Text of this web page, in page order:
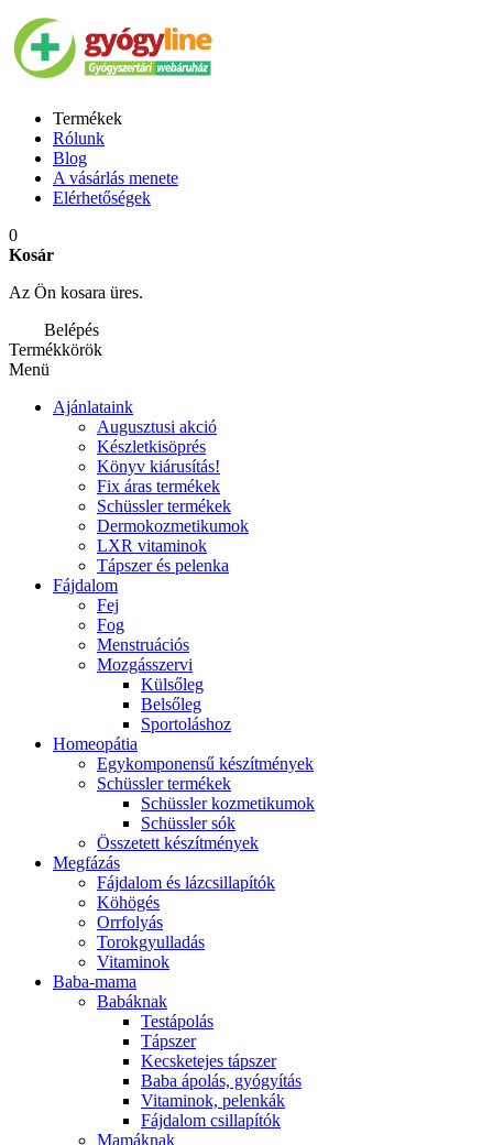
Termékek
Rólunk
Blog
A vásárlás menete
Elérhetőségek
0
Kosár
Az Ön kosara üres.
Belépés
Termékkörök
Menü
Ajánlataink
Augusztusi akció
Készletkisöprés
Könyv kiárusítás!
Fix áras termékek
Schüssler termékek
Dermokozmetikumok
LXR vitaminok
Tápszer és pelenka
Fájdalom
Fej
Fog
Menstruációs
Mozgásszervi
Külsőleg
Belsőleg
Sportoláshoz
Homeopátia
Egykomponensű készítmények
Schüssler termékek
Schüssler kozmetikumok
Schüssler sók
Összetett készítmények
Megfázás
Fájdalom és lázcsillapítók
Köhögés
Orrfolyás
Torokgyulladás
Vitaminok
Baba-mama
Babáknak
Testápolás
Tápszer
Kecsketejes tápszer
Baba ápolás, gyógyítás
Vitaminok, pelenkák
Fájdalom csillapítók
Mamáknak